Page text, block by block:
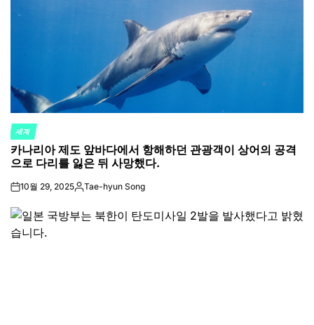
POSTED
IN
세계
카나리아 제도 앞바다에서 항해하던 관광객이 상어의 공격
으로 다리를 잃은 뒤 사망했다.
on10월 29, 2025Posted
Tae-hyun Song